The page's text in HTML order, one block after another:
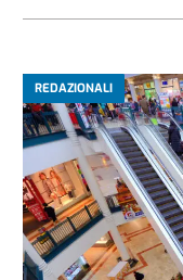
REDAZIONALI